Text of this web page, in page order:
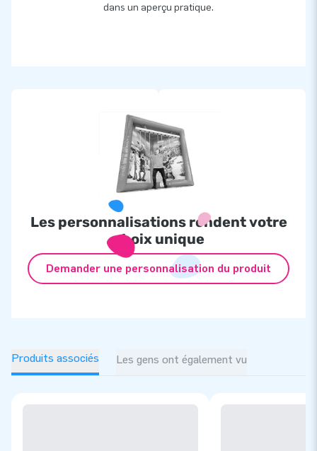
dans un aperçu pratique.
Les personnalisations rendent votre
choix unique
Demander une personnalisation du produit
Produits associés Les gens ont également vu